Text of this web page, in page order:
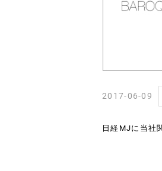
2017-06-09
日経MJに当社